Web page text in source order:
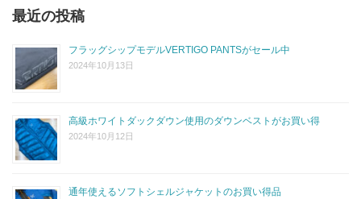
最近の投稿
フラッグシップモデルVERTIGO PANTSがセール中
2024年10月13日
高級ホワイトダックダウン使用のダウンベストがお買い得
2024年10月12日
通年使えるソフトシェルジャケットのお買い得品